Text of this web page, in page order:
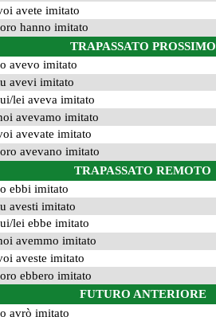
avete imitato
hanno imitato
TRAPASSATO PROSSIMO
avevo imitato
avevi imitato
lei aveva imitato
avevamo imitato
avevate imitato
avevano imitato
TRAPASSATO REMOTO
ebbi imitato
avesti imitato
lei ebbe imitato
avemmo imitato
aveste imitato
ebbero imitato
FUTURO ANTERIORE
avrò imitato